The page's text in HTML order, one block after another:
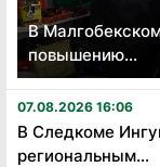
В
повышению...
07.08.2026 16:06
В Следкоме
региональным...